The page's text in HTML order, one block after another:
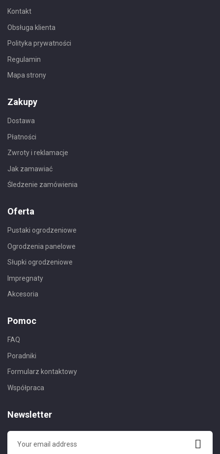
Kontakt
Obsługa klienta
Polityka prywatności
Regulamin
Mapa strony
Zakupy
Dostawa
Płatności
Zwroty i reklamacje
Jak zamawiać
Śledzenie zamówienia
Oferta
Pustaki ogrodzeniowe
Ogrodzenia panelowe
Słupki ogrodzeniowe
Impregnaty
Akcesoria
Pomoc
FAQ
Poradniki
Formularz kontaktowy
Współpraca
Newsletter